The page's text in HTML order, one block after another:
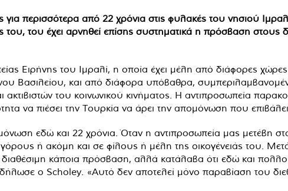
περισσότερα από 22 χρόνια στις φυλακές του νησιού
του έχει αρνηθεί επίσης συστηματικά η πρόσβαση στους
Ειρήνης του Ιμραλί, η οποία έχει μέλη από διάφορες
Βασιλείου, και από διάφορα υπόβαθρα,
του κοινωνικού κινήματος. Η αντιπροσωπεία
να πιέσει την Τουρκία να άρει την απομόνωση που
εδώ και 22 χρόνια. Όταν η αντιπροσωπεία μας μετέβη
ή ακόμη και σε φίλους ή μέλη της οικογένειάς του.
διαθέσιμη κάποια πρόσβαση, αλλά κατάλαβα ότι εδώ και
ο Scholey. «Αυτό δεν αποτελεί μόνο παραβίαση του